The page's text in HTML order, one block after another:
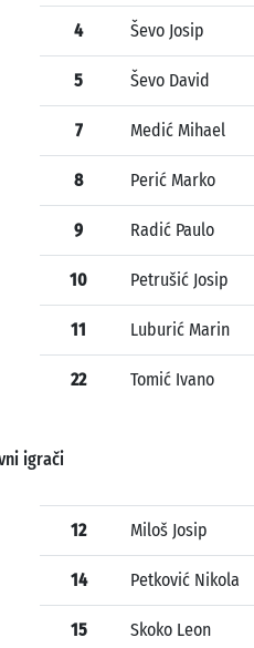
4 Ševo Josip
5 Ševo David
7 Medić Mihael
8 Perić Marko
9 Radić Paulo
10 Petrušić Josip
11 Luburić Marin
22 Tomić Ivano
igrači
12 Miloš Josip
14 Petković Nikola
15 Skoko Leon